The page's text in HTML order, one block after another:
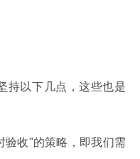
持以下几点，这些也是
验收"的策略，即我们需